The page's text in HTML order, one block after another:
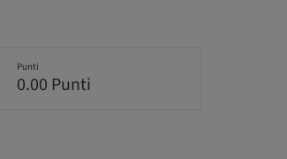
Punti
0.00 Punti